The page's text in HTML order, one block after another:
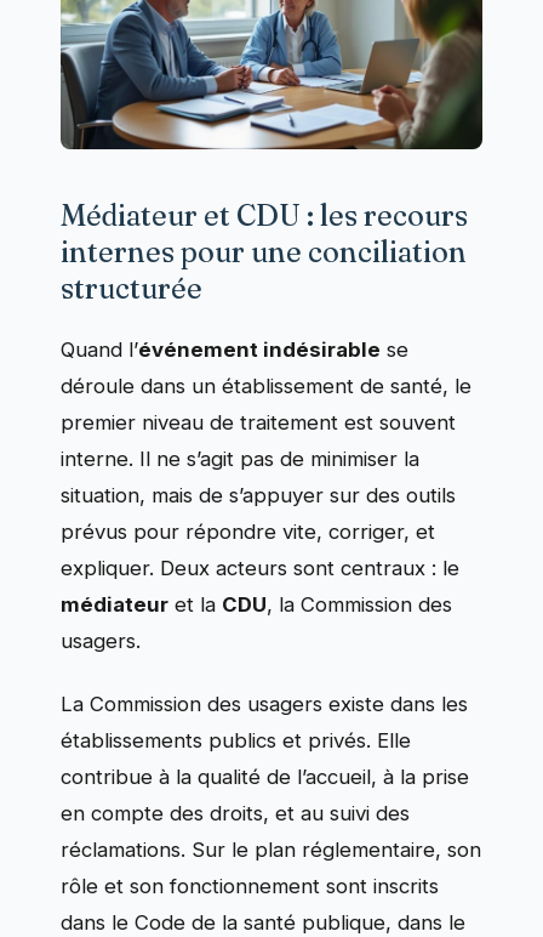
Médiateur et CDU : les recours
internes pour une conciliation
structurée
Quand l’événement indésirable se
déroule dans un établissement de santé, le
premier niveau de traitement est souvent
interne. Il ne s’agit pas de minimiser la
situation, mais de s’appuyer sur des outils
prévus pour répondre vite, corriger, et
expliquer. Deux acteurs sont centraux : le
médiateur et la CDU, la Commission des
usagers.
La Commission des usagers existe dans les
établissements publics et privés. Elle
contribue à la qualité de l’accueil, à la prise
en compte des droits, et au suivi des
réclamations. Sur le plan réglementaire, son
rôle et son fonctionnement sont inscrits
dans le Code de la santé publique, dans le